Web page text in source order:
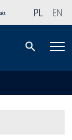
PL EN